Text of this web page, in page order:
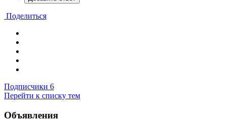
Поделиться
Подписчики 6
Перейти к списку тем
Объявления